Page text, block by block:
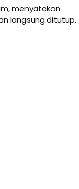
menyatakan
langsung ditutup.